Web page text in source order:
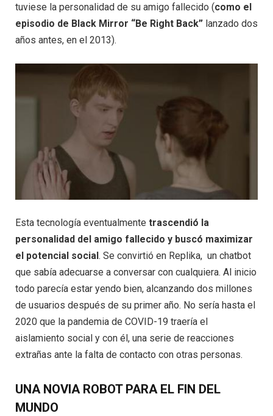
tuviese la personalidad de su amigo fallecido (como el
episodio de Black Mirror “Be Right Back” lanzado dos
años antes, en el 2013).
Esta tecnología eventualmente trascendió la
personalidad del amigo fallecido y buscó maximizar
el potencial social . Se convirtió en Replika, un chatbot
que sabía adecuarse a conversar con cualquiera. Al inicio
todo parecía estar yendo bien, alcanzando dos millones
de usuarios después de su primer año. No sería hasta el
2020 que la pandemia de COVID-19 traería el
aislamiento social y con él, una serie de reacciones
extrañas ante la falta de contacto con otras personas.
UNA NOVIA ROBOT PARA EL FIN DEL
MUNDO